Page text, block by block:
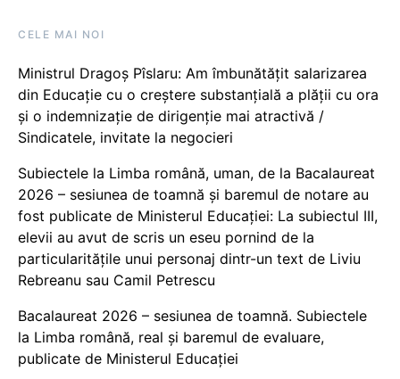
CELE MAI NOI
Ministrul Dragoș Pîslaru: Am îmbunătățit salarizarea
din Educație cu o creștere substanțială a plății cu ora
și o indemnizație de dirigenție mai atractivă /
Sindicatele, invitate la negocieri
Subiectele la Limba română, uman, de la Bacalaureat
2026 – sesiunea de toamnă și baremul de notare au
fost publicate de Ministerul Educației: La subiectul III,
elevii au avut de scris un eseu pornind de la
particularitățile unui personaj dintr-un text de Liviu
Rebreanu sau Camil Petrescu
Bacalaureat 2026 – sesiunea de toamnă. Subiectele
la Limba română, real și baremul de evaluare,
publicate de Ministerul Educației